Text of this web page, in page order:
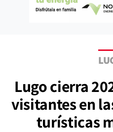
Lugo cierra
visitantes en
turísticas